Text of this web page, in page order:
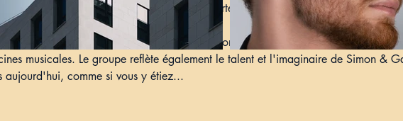
tandis que la seconde vous transporte dans l'univers de Cat Stevens.
exprime la passion de cinq musiciens chevronnés qui s'unissent pour partager
musicales. Le groupe reflète également le talent et l'imaginaire de Simon &
aujourd'hui, comme si vous y étiez...